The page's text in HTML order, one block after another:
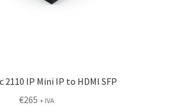
2110 IP Mini IP to HDMI SFP
€265 + IVA